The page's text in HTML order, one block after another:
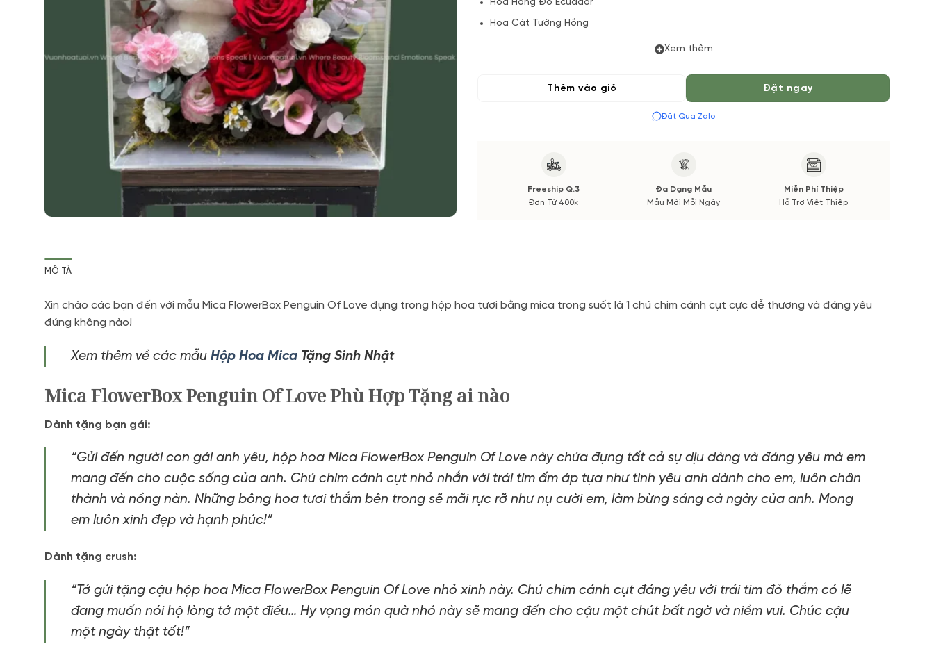
Hoa Hồng Đỏ Ecuador
Hoa Cát Tường Hồng
(*) Đơn hàng cần đặt trước tối thiểu 04 tiếng để được phục vụ tốt nhất. Màu hoa có thể
thay đổi theo vụ mùa và thị trường. Các thông tin thay đổi sẽ được cập nhật trước và
Xem thêm
Thêm vào giỏ Đặt ngay
Đặt Qua Zalo
Freeship Q.3
Đơn Từ 400k
Đa Dạng Mẫu
Mẫu Mới Mỗi Ngày
Miễn Phí Thiệp
Hỗ Trợ Viết Thiệp
MÔ TẢ
Xin chào các bạn đến với mẫu Mica FlowerBox Penguin Of Love đựng trong hộp hoa tươi bằng mica trong suốt là 1 chú chim cánh cụt cực dễ thương và đáng yêu
đúng không nào!
Xem thêm về các mẫu Hộp Hoa Mica Tặng Sinh Nhật
Mica FlowerBox Penguin Of Love Phù Hợp Tặng ai nào
Dành tặng bạn gái:
“Gửi đến người con gái anh yêu, hộp hoa Mica FlowerBox Penguin Of Love này chứa đựng tất cả sự dịu dàng và đáng yêu mà em
mang đến cho cuộc sống của anh. Chú chim cánh cụt nhỏ nhắn với trái tim ấm áp tựa như tình yêu anh dành cho em, luôn chân
thành và nồng nàn. Những bông hoa tươi thắm bên trong sẽ mãi rực rỡ như nụ cười em, làm bừng sáng cả ngày của anh. Mong
em luôn xinh đẹp và hạnh phúc!”
Dành tặng crush:
“Tớ gửi tặng cậu hộp hoa Mica FlowerBox Penguin Of Love nhỏ xinh này. Chú chim cánh cụt đáng yêu với trái tim đỏ thắm có lẽ
đang muốn nói hộ lòng tớ một điều… Hy vọng món quà nhỏ này sẽ mang đến cho cậu một chút bất ngờ và niềm vui. Chúc cậu
một ngày thật tốt!”